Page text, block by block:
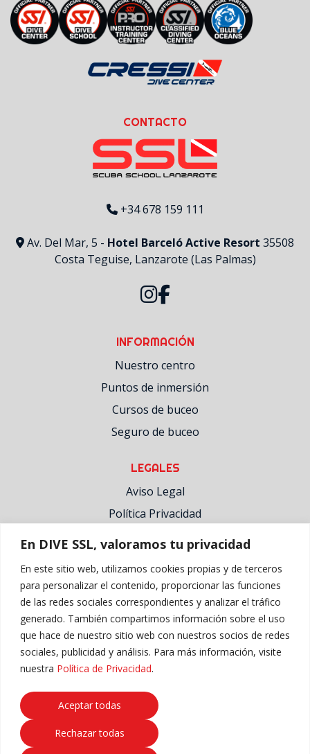
En DIVE SSL, valoramos tu privacidad
En este sitio web, utilizamos cookies propias y de terceros
para personalizar el contenido, proporcionar las funciones
de las redes sociales correspondientes y analizar el tráfico
generado. También compartimos información sobre el uso
que hace de nuestro sitio web con nuestros socios de redes
sociales, publicidad y análisis. Para más información, visite
nuestra Política de Privacidad.
Aceptar todas
Rechazar todas
CONTACTO
+34 678 159 111
Av. Del Mar, 5 - Hotel Barceló Active Resort 35508
Costa Teguise, Lanzarote (Las Palmas)
INFORMACIÓN
Nuestro centro
Puntos de inmersión
Cursos de buceo
Seguro de buceo
LEGALES
Aviso Legal
Política Privacidad
Política Cookies
LOCALIZACIÓN